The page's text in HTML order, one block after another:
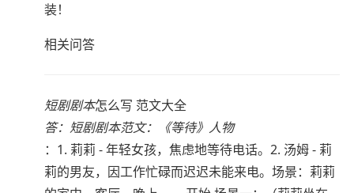
装！
相关问答
短剧剧本怎么写 范文大全
答： 短剧剧本范文：《等待》人物
：1. 莉莉 - 年轻女孩，焦虑地等待电话。2. 汤姆 - 莉
莉的男友，因工作忙碌而迟迟未能来电。场景：莉莉